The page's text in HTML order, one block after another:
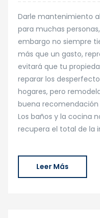
Darle mantenimiento
para muchas
embargo no siempre
más que un gasto,
evitará que tu
reparar los
hogares, pero
buena
Los baños y la cocina
recupera el total de la
Leer Más